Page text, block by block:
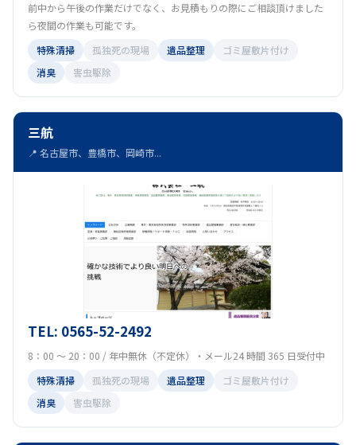
前中から午後の作業だけでなく、お見積もりの際にご相談頂けました
ら夜間の作業も可能です。
特殊清掃
孤独死の現場 遺品整理
ゴミ屋敷片付け
消臭
害虫駆除
三航
📍 名古屋市、豊橋市、岡崎市...
TEL: 0565-52-2492
8：00 ～ 20：00 / 年中無休（不定休）・メール24 時間 365 日受付中
特殊清掃
孤独死の現場 遺品整理
ゴミ屋敷片付け
消臭
害虫駆除